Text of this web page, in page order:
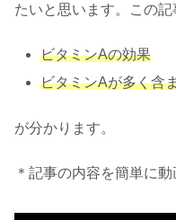
たいと思います。この記
ビタミンAの効果
ビタミンAが多く含
が分かります。
＊記事の内容を簡単に